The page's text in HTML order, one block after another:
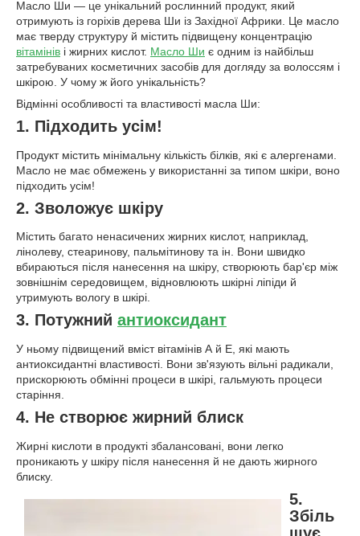
Масло Ши — це унікальний рослинний продукт, який
отримують із горіхів дерева Ши із Західної Африки. Це масло
має тверду структуру й містить підвищену концентрацію
вітамінів і жирних кислот. Масло Ши є одним із найбільш
затребуваних косметичних засобів для догляду за волоссям і
шкірою. У чому ж його унікальність?
Відмінні особливості та властивості масла Ши:
1. Підходить усім!
Продукт містить мінімальну кількість білків, які є алергенами.
Масло не має обмежень у використанні за типом шкіри, воно
підходить усім!
2. Зволожує шкіру
Містить багато ненасичених жирних кислот, наприклад,
лінолеву, стеаринову, пальмітинову та ін. Вони швидко
вбираються після нанесення на шкіру, створюють бар'єр між
зовнішнім середовищем, відновлюють шкірні ліпіди й
утримують вологу в шкірі.
3. Потужний антиоксидант
У ньому підвищений вміст вітамінів А й Е, які мають
антиоксидантні властивості. Вони зв'язують вільні радикали,
прискорюють обмінні процеси в шкірі, гальмують процеси
старіння.
4. Не створює жирний блиск
Жирні кислоти в продукті збалансовані, вони легко
проникають у шкіру після нанесення й не дають жирного
блиску.
5.
Збіль